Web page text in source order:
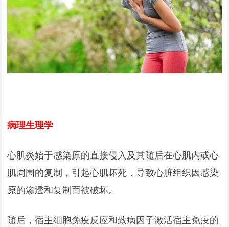
病理生理学
心肌炎始于感染原的直接侵入及其随后在心肌内或心
肌周围的复制，引起心肌坏死，导致心脏组织因感染
原的渗透和复制而被破坏。
随后，宿主细胞免疫反应和致病因子激活宿主免疫的